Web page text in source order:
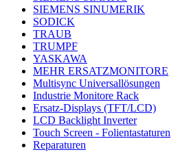
SIEMENS SINUMERIK
SODICK
TRAUB
TRUMPF
YASKAWA
MEHR ERSATZMONITORE
Multisync Universallösungen
Industrie Monitore Rack
Ersatz-Displays (TFT/LCD)
LCD Backlight Inverter
Touch Screen - Folientastaturen
Reparaturen